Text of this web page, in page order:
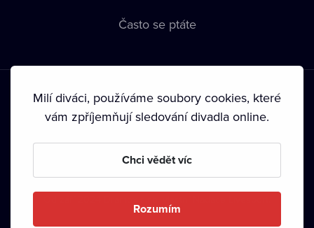
Často se ptáte
Podmínky používání • Ochrana soukromí • Zásady používání
• Autorská práva•
Milí diváci, používáme soubory cookies, které
vám zpříjemňují sledování divadla online.
Chci vědět víc
Rozumím